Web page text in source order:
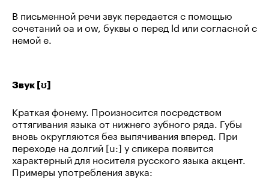
В письменной речи звук передается с помощью
сочетаний oa и ow, буквы o перед ld или согласной с
немой e.
Звук [ʊ]
Краткая фонему. Произносится посредством
оттягивания языка от нижнего зубного ряда. Губы
вновь округляются без выпячивания вперед. При
переходе на долгий [u:] у спикера появится
характерный для носителя русского языка акцент.
Примеры употребления звука: